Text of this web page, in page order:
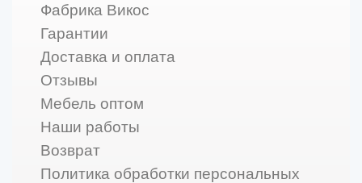
Фабрика Викос
Гарантии
Доставка и оплата
Отзывы
Мебель оптом
Наши работы
Возврат
Политика обработки персональных